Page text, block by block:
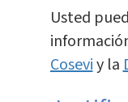
Usted
Coseviy la